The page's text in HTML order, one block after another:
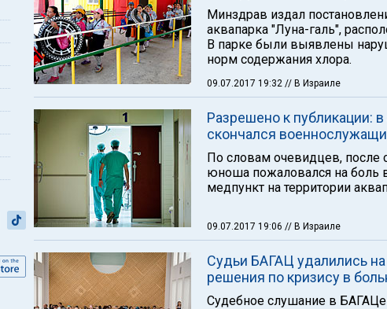
Минздрав издал
аквапарка "Луна-галь",
В парке были выявлены
норм содержания хлора.
09.07.2017 19:32 // В Израиле
Разрешено к публикации:
скончался
По словам очевидцев, после
юноша пожаловался на боль
медпункт на территории
09.07.2017 19:06 // В Израиле
Судьи БАГАЦ удалились
решения по кризису в
Судебное слушание в